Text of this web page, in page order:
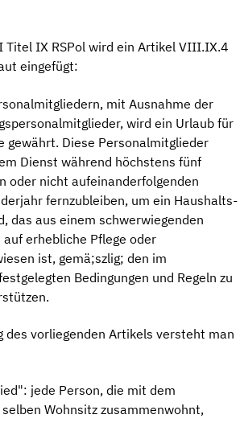
Titel IX RSPol wird ein Artikel VIII.IX.4
eingefügt:
mit Ausnahme der
wird ein Urlaub für
gewährt. Diese Personalmitglieder
Dienst während höchstens fünf
oder nicht aufeinanderfolgenden
fernzubleiben, um ein Haushalts-
das aus einem schwerwiegenden
erhebliche Pflege oder
ist, gemä;szlig; den im
Bedingungen und Regeln zu
des vorliegenden Artikels versteht man
jede Person, die mit dem
Wohnsitz zusammenwohnt,